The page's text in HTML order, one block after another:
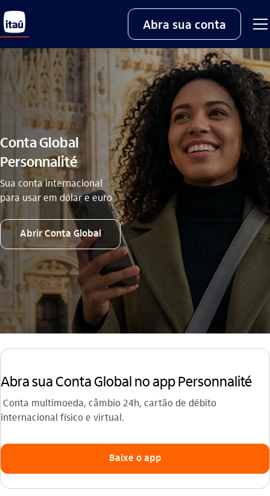
Abra sua conta
Conta Global
Personnalité
Sua conta internacional
para usar em dólar e euro
Abrir Conta Global
Abra sua Conta Global no app Personnalité
Conta multimoeda, câmbio 24h, cartão de débito
internacional físico e virtual.
Baixe o app